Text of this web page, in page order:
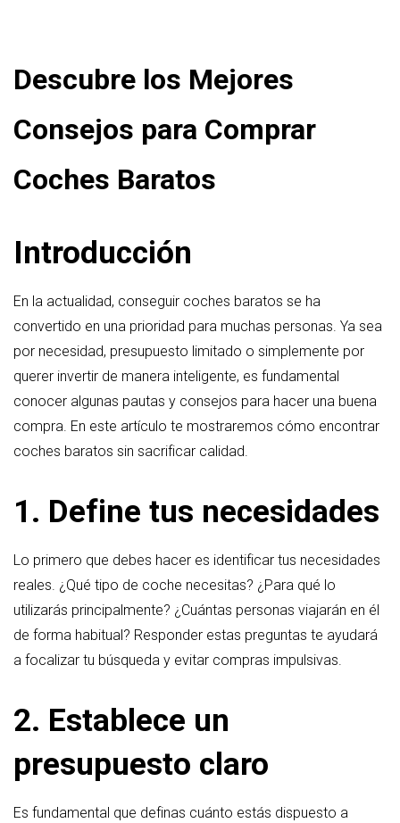
Descubre los Mejores
Consejos para Comprar
Coches Baratos
Introducción
En la actualidad, conseguir coches baratos se ha
convertido en una prioridad para muchas personas. Ya sea
por necesidad, presupuesto limitado o simplemente por
querer invertir de manera inteligente, es fundamental
conocer algunas pautas y consejos para hacer una buena
compra. En este artículo te mostraremos cómo encontrar
coches baratos sin sacrificar calidad.
1. Define tus necesidades
Lo primero que debes hacer es identificar tus necesidades
reales. ¿Qué tipo de coche necesitas? ¿Para qué lo
utilizarás principalmente? ¿Cuántas personas viajarán en él
de forma habitual? Responder estas preguntas te ayudará
a focalizar tu búsqueda y evitar compras impulsivas.
2. Establece un
presupuesto claro
Es fundamental que definas cuánto estás dispuesto a